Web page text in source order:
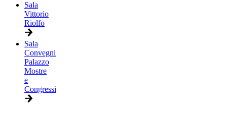
Sala
Vittorio
Riolfo
Sala
Convegni
Palazzo
Mostre
e
Congressi